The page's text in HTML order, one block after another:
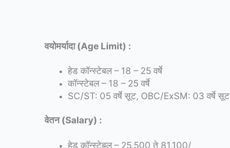
वयोमर्यादा (Age Limit) :
हेड कॉन्स्टेबल – 18 – 25 वर्षे
कॉन्स्टेबल – 18 – 25 वर्षे
SC/ST: 05 वर्षे सूट, OBC/ExSM: 03 वर्षे सूट
वेतन (Salary) :
हेड कॉन्स्टेबल – 25,500 ते 81,100/